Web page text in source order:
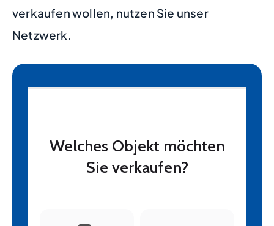
verkaufen wollen, nutzen Sie unser
Netzwerk.